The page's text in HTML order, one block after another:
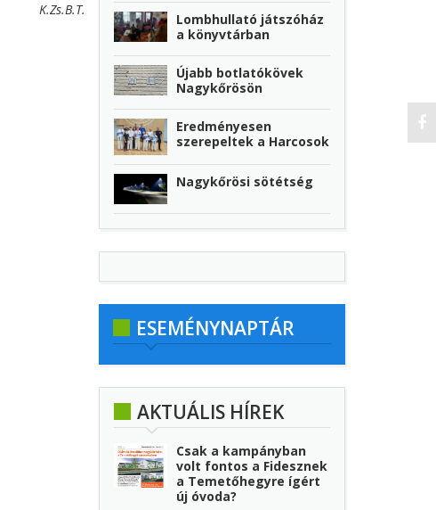
K.Zs.B.T.
Lombhullató játszóház
a könyvtárban
Újabb botlatókövek
Nagykőrösön
Eredményesen
szerepeltek a Harcosok
Nagykőrösi sötétség
ESEMÉNYNAPTÁR
AKTUÁLIS HÍREK
Csak a kampányban
volt fontos a Fidesznek
a Temetőhegyre ígért
új óvoda?